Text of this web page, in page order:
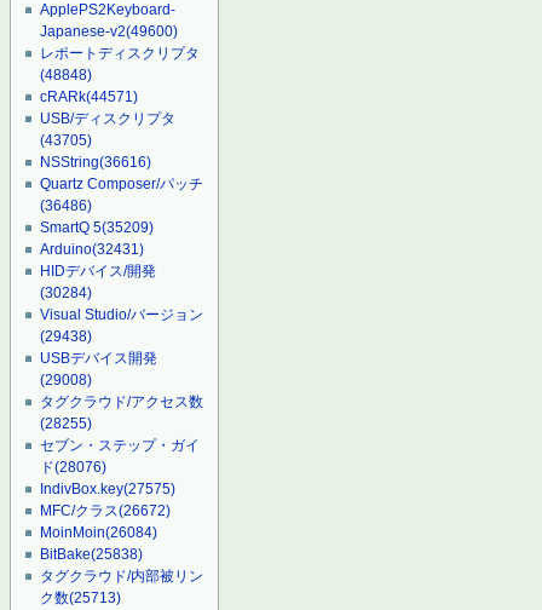
ApplePS2Keyboard-
Japanese-v2(49600)
レポートディスクリプタ
(48848)
cRARk(44571)
USB/ディスクリプタ
(43705)
NSString(36616)
Quartz Composer/パッチ
(36486)
SmartQ 5(35209)
Arduino(32431)
HIDデバイス/開発
(30284)
Visual Studio/バージョン
(29438)
USBデバイス開発
(29008)
タグクラウド/アクセス数
(28255)
セブン・ステップ・ガイ
ド(28076)
IndivBox.key(27575)
MFC/クラス(26672)
MoinMoin(26084)
BitBake(25838)
タグクラウド/内部被リン
ク数(25713)